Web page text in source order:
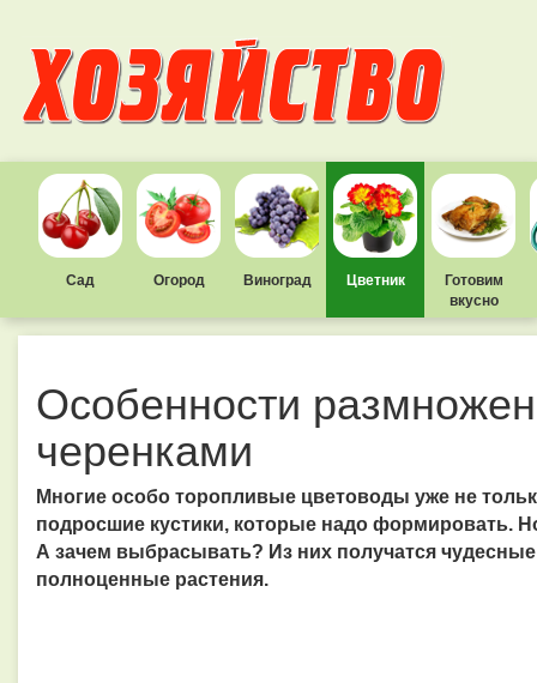
Сад Огород Виноград Цветник
Готовим
вкусно
Особенности
черенками
Многие особо торопливые цветоводы уже не
подросшие кустики, которые надо формировать.
А зачем выбрасывать? Из них получатся
полноценные растения.